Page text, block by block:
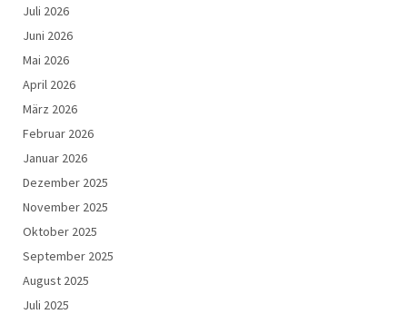
Juli 2026
Juni 2026
Mai 2026
April 2026
März 2026
Februar 2026
Januar 2026
Dezember 2025
November 2025
Oktober 2025
September 2025
August 2025
Juli 2025